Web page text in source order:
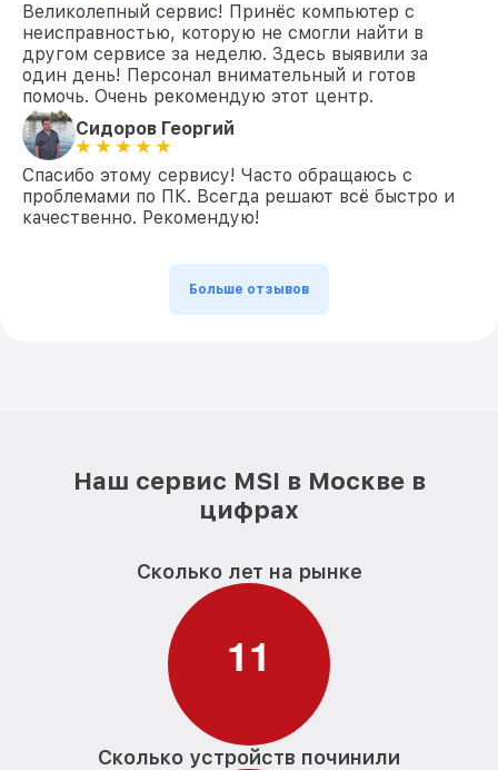
Великолепный сервис! Принёс компьютер с
неисправностью, которую не смогли найти в
другом сервисе за неделю. Здесь выявили за
один день! Персонал внимательный и готов
помочь. Очень рекомендую этот центр.
Сидоров Георгий
Спасибо этому сервису! Часто обращаюсь с
проблемами по ПК. Всегда решают всё быстро и
качественно. Рекомендую!
Больше отзывов
Наш сервис MSI в Москве в
цифрах
Сколько лет на рынке
11
Сколько устройств починили